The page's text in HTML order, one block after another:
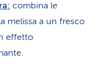
combina le
melissa a un fresco
effetto